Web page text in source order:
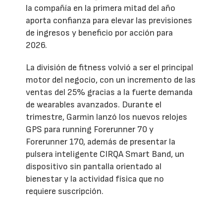
la compañía en la primera mitad del año
aporta confianza para elevar las previsiones
de ingresos y beneficio por acción para
2026.
La división de fitness volvió a ser el principal
motor del negocio, con un incremento de las
ventas del 25% gracias a la fuerte demanda
de wearables avanzados. Durante el
trimestre, Garmin lanzó los nuevos relojes
GPS para running Forerunner 70 y
Forerunner 170, además de presentar la
pulsera inteligente CIRQA Smart Band, un
dispositivo sin pantalla orientado al
bienestar y la actividad física que no
requiere suscripción.